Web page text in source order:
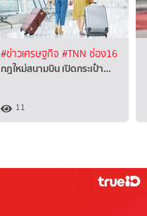
#ข่าวเศรษฐกิจ #TNN ช่อง16
กฎใหม่สนามบิน เปิดกระเป๋า…
11